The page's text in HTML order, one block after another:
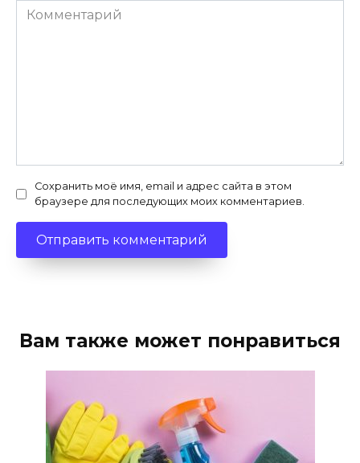
Комментарий
Сохранить моё имя, email и адрес сайта в этом
браузере для последующих моих комментариев.
Вам также может понравиться